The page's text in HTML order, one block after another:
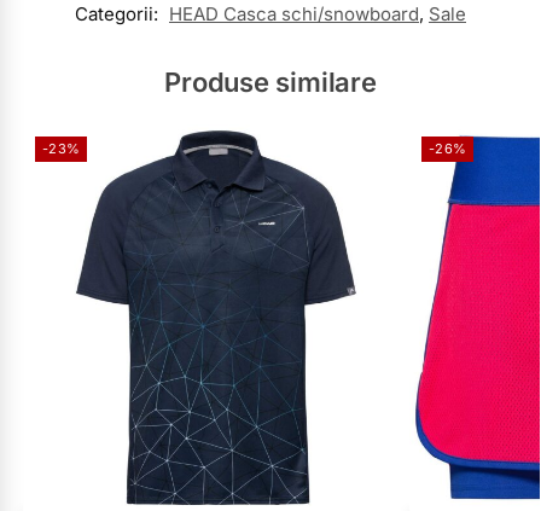
Categorii: HEAD Casca schi/snowboard, Sale
Produse similare
-23% -26%